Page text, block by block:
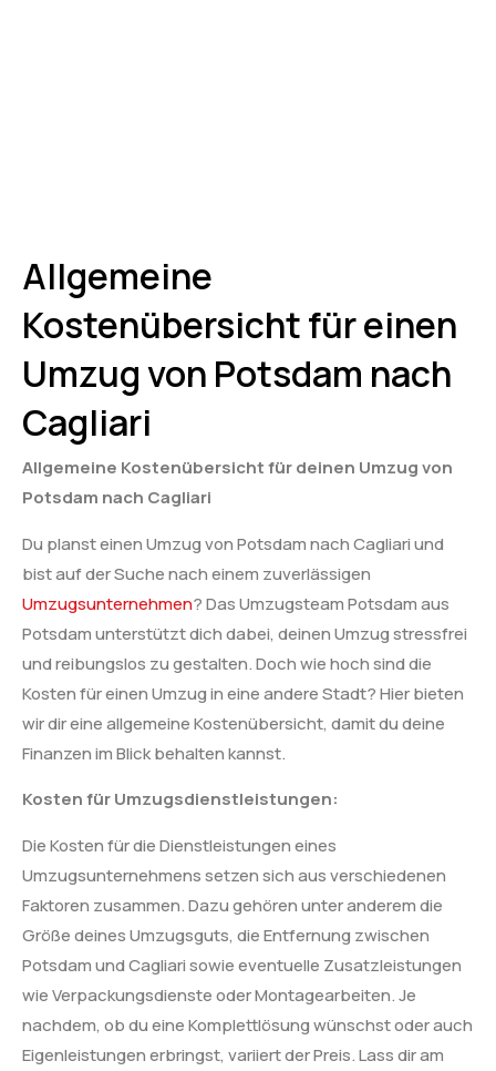
Allgemeine
Kostenübersicht für einen
Umzug von Potsdam nach
Cagliari
Allgemeine Kostenübersicht für deinen Umzug von
Potsdam nach Cagliari
Du planst einen Umzug von Potsdam nach Cagliari und
bist auf der Suche nach einem zuverlässigen
Umzugsunternehmen? Das Umzugsteam Potsdam aus
Potsdam unterstützt dich dabei, deinen Umzug stressfrei
und reibungslos zu gestalten. Doch wie hoch sind die
Kosten für einen Umzug in eine andere Stadt? Hier bieten
wir dir eine allgemeine Kostenübersicht, damit du deine
Finanzen im Blick behalten kannst.
Kosten für Umzugsdienstleistungen:
Die Kosten für die Dienstleistungen eines
Umzugsunternehmens setzen sich aus verschiedenen
Faktoren zusammen. Dazu gehören unter anderem die
Größe deines Umzugsguts, die Entfernung zwischen
Potsdam und Cagliari sowie eventuelle Zusatzleistungen
wie Verpackungsdienste oder Montagearbeiten. Je
nachdem, ob du eine Komplettlösung wünschst oder auch
Eigenleistungen erbringst, variiert der Preis. Lass dir am